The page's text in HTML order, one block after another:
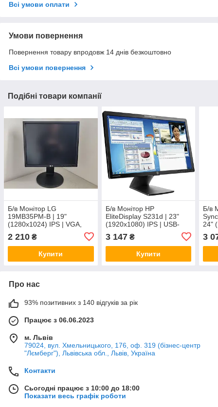
Всі умови оплати
Умови повернення
Повернення товару впродовж 14 днів безкоштовно
Всі умови повернення
Подібні товари компанії
Б/в Монітор LG
19MB35PM-B | 19"
(1280x1024) IPS | VGA,
2W | VESA 75x75 + Кабель
живлення та VGA
2 210 ₴
Купити
Б/в Монітор HP
EliteDisplay S231d | 23"
(1920x1080) IPS | USB-
45), Audio | WebCam |
VESA 100x100 | Кабелі
3 147₴
Купити
Б/в
24"
3
Про нас
93% позитивних з 140 відгуків за рік
Працює з 06.06.2023
м. Львів
79024, вул. Хмельницького, 176, оф. 319 (бізнес-центр
"Лємберг"), Львівська обл., Львів, Україна
Контакти
Сьогодні працює з 10:00 до 18:00
Показати весь графік роботи